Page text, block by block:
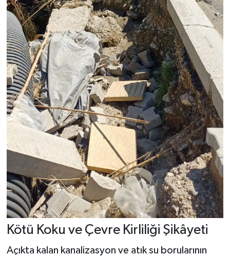
Kötü Koku ve Çevre Kirliliği Şikâyeti
Açıkta kalan kanalizasyon ve atık su borularının